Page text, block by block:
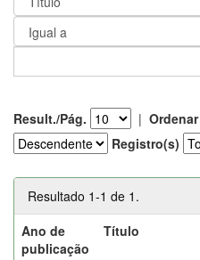
Result./Pág. |
Registro(s)
Resultado 1-1 de 1.
Ano de
publicação
Título